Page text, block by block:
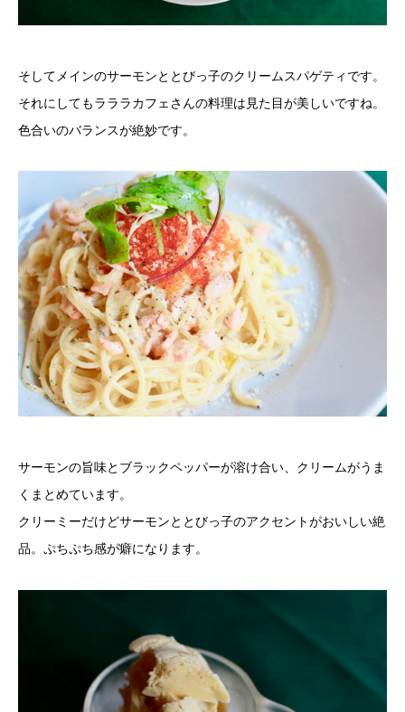
そしてメインのサーモンととびっ子のクリームスパゲティです。
それにしてもラララカフェさんの料理は見た目が美しいですね。
色合いのバランスが絶妙です。
サーモンの旨味とブラックペッパーが溶け合い、クリームがうま
くまとめています。
クリーミーだけどサーモンととびっ子のアクセントがおいしい絶
品。ぷちぷち感が癖になります。